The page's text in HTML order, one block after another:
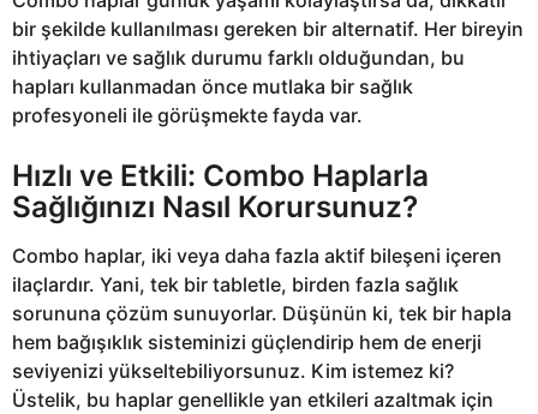
bir şekilde kullanılması gereken bir alternatif. Her bireyin
ihtiyaçları ve sağlık durumu farklı olduğundan, bu
hapları kullanmadan önce mutlaka bir sağlık
profesyoneli ile görüşmekte fayda var.
Hızlı ve Etkili: Combo Haplarla
Sağlığınızı Nasıl Korursunuz?
Combo haplar, iki veya daha fazla aktif bileşeni içeren
ilaçlardır. Yani, tek bir tabletle, birden fazla sağlık
sorununa çözüm sunuyorlar. Düşünün ki, tek bir hapla
hem bağışıklık sisteminizi güçlendirip hem de enerji
seviyenizi yükseltebiliyorsunuz. Kim istemez ki?
Üstelik, bu haplar genellikle yan etkileri azaltmak için